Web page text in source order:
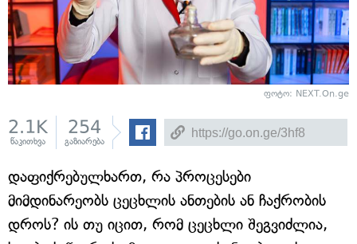
ფოტო: NEXT.On.ge
2.1K
წაკითხვა
254
გაზიარება
დაფიქრებულხართ, რა პროცესები
მიმდინარეობს ცეცხლის ანთების ან ჩაქრობის
დროს? ის თუ იცით, რომ ცეცხლი შეგვიძლია,